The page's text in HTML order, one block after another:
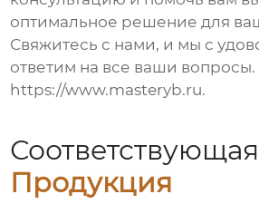
оптимальное решение для
Свяжитесь с нами, и мы с
ответим на все ваши
https://www.masteryb.ru.
Соответствующая
Продукция